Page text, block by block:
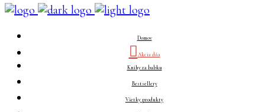
Domov
Akcia dňa
Knihy za babku
Bestsellery
Všetky produkty